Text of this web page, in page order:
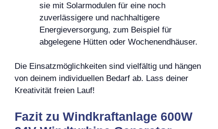
sie mit Solarmodulen für eine noch
zuverlässigere und nachhaltigere
Energieversorgung, zum Beispiel für
abgelegene Hütten oder Wochenendhäuser.
Die Einsatzmöglichkeiten sind vielfältig und hängen
von deinem individuellen Bedarf ab. Lass deiner
Kreativität freien Lauf!
Fazit zu Windkraftanlage 600W